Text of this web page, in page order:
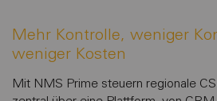
Mehr Kontrolle, weniger
weniger Kosten
Mit NMS Prime steuern regionale